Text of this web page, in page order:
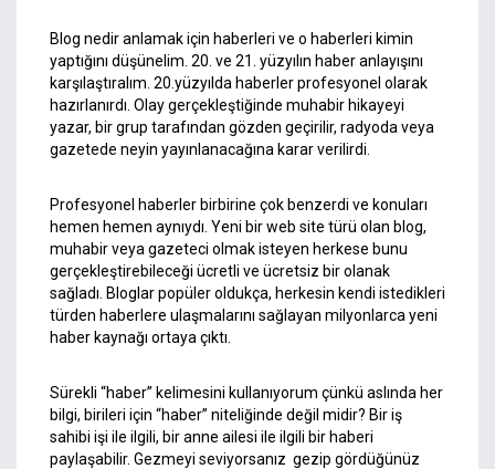
Blog nedir anlamak için haberleri ve o haberleri kimin
yaptığını düşünelim. 20. ve 21. yüzyılın haber anlayışını
karşılaştıralım. 20.yüzyılda haberler profesyonel olarak
hazırlanırdı. Olay gerçekleştiğinde muhabir hikayeyi
yazar, bir grup tarafından gözden geçirilir, radyoda veya
gazetede neyin yayınlanacağına karar verilirdi.
Profesyonel haberler birbirine çok benzerdi ve konuları
hemen hemen aynıydı. Yeni bir web site türü olan blog,
muhabir veya gazeteci olmak isteyen herkese bunu
gerçekleştirebileceği ücretli ve ücretsiz bir olanak
sağladı. Bloglar popüler oldukça, herkesin kendi istedikleri
türden haberlere ulaşmalarını sağlayan milyonlarca yeni
haber kaynağı ortaya çıktı.
Sürekli “haber” kelimesini kullanıyorum çünkü aslında her
bilgi, birileri için “haber” niteliğinde değil midir? Bir iş
sahibi işi ile ilgili, bir anne ailesi ile ilgili bir haberi
paylaşabilir. Gezmeyi seviyorsanız gezip gördüğünüz